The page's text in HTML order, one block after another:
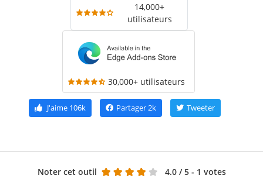
14,000+
utilisateurs
30,000+ utilisateurs
J'aime106k Partager2k Tweeter
Noter cet outil 4.0 / 5 - 1 votes